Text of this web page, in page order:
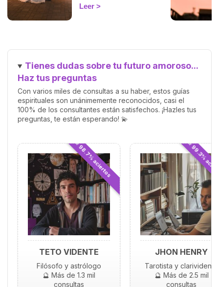
preparándose para el
profunda y única promete
crecimiento y comprensión
mutua. Pero, ¿cómo saber
esa persona especial?
Leer
Tienes dudas sobre tu futuro amoroso...
Haz tus preguntas
Con varios miles de consultas a su haber, estos guías
espirituales son unánimemente reconocidos, casi el
100% de los consultantes están satisfechos. ¡Hazles tus
preguntas, te están esperando! 💫
⭐ 98.7% aciertos
TETO VIDENTE
Filósofo y astrólogo
🔮 Más de 1.3 mil
consultas
⭐ 99.3%
JHON HENRY
Tarotista y clarividente
🔮 Más de 2.5 mil
consultas